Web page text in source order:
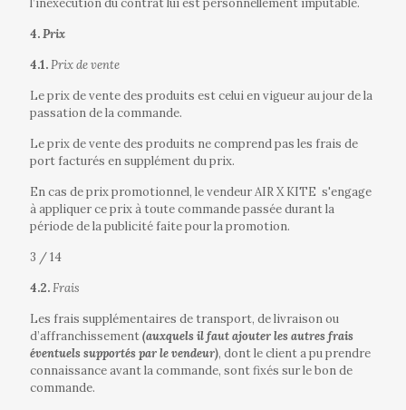
l’inexécution du contrat lui est personnellement imputable.
4.Prix
4.1.Prix de vente
Le prix de vente des produits est celui en vigueur au jour de la
passation de la commande.
Le prix de vente des produits ne comprend pas les frais de
port facturés en supplément du prix.
En cas de prix promotionnel, le vendeur AIR X KITE s'engage
à appliquer ce prix à toute commande passée durant la
période de la publicité faite pour la promotion.
3 / 14
4.2.Frais
Les frais supplémentaires de transport, de livraison ou
d’affranchissement(auxquels il faut ajouter les autres frais
éventuels supportés par le vendeur), dont le client a pu prendre
connaissance avant la commande, sont fixés sur le bon de
commande.